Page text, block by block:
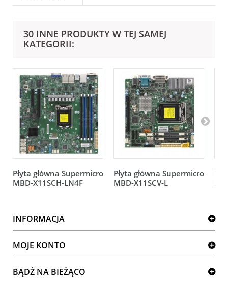
30 INNE PRODUKTY W TEJ SAMEJ
KATEGORII:
Płyta główna Supermicro
MBD-X11SCH-LN4F
Płyta główna Supermicro
MBD-X11SCV-L
INFORMACJA
MOJE KONTO
BĄDŹ NA BIEŻĄCO